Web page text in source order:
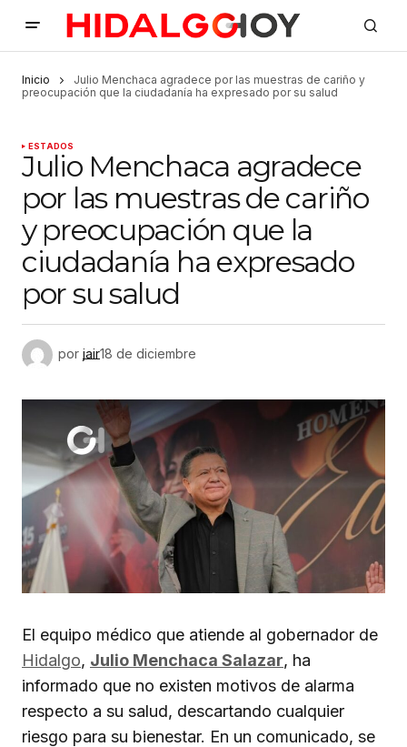
Inicio
Julio Menchaca agradece por las muestras de cariño y
preocupación que la ciudadanía ha expresado por su salud
ESTADOS
Julio Menchaca agradece
por las muestras de cariño
y preocupación que la
ciudadanía ha expresado
por su salud
por jair18 de diciembre
El equipo médico que atiende al gobernador de
Hidalgo, Julio Menchaca Salazar, ha
informado que no existen motivos de alarma
respecto a su salud, descartando cualquier
riesgo para su bienestar. En un comunicado, se